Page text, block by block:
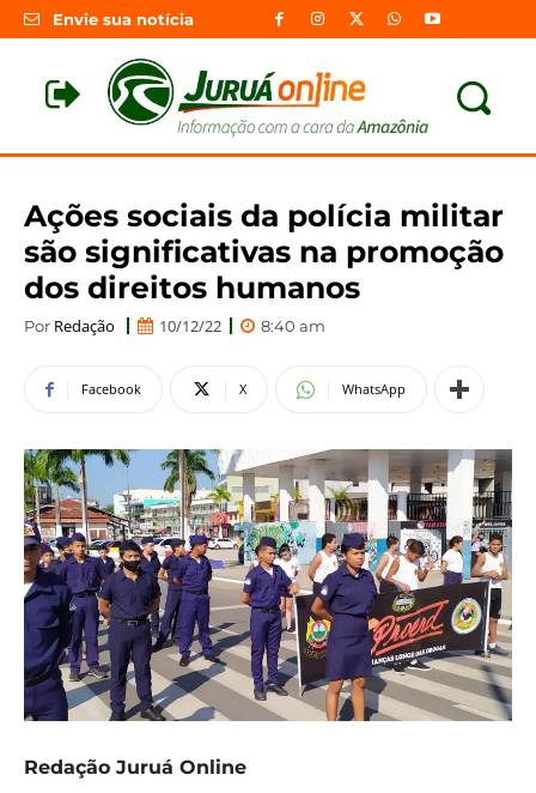
Envie sua notícia
Ações sociais da polícia militar
são significativas na promoção
dos direitos humanos
Por Redação 10/12/22 8:40 am
Facebook X WhatsApp
Redação Juruá Online